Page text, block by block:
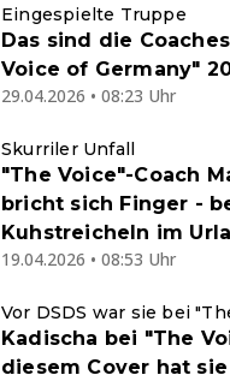
Eingespielte Truppe
Das sind die
Voice of Germany"
29.04.2026 • 08:23 Uhr
Skurriler Unfall
"The Voice"-Coach
bricht sich Finger -
Kuhstreicheln im
19.04.2026 • 08:53 Uhr
Vor DSDS war sie bei
Kadischa bei "The
diesem Cover hat